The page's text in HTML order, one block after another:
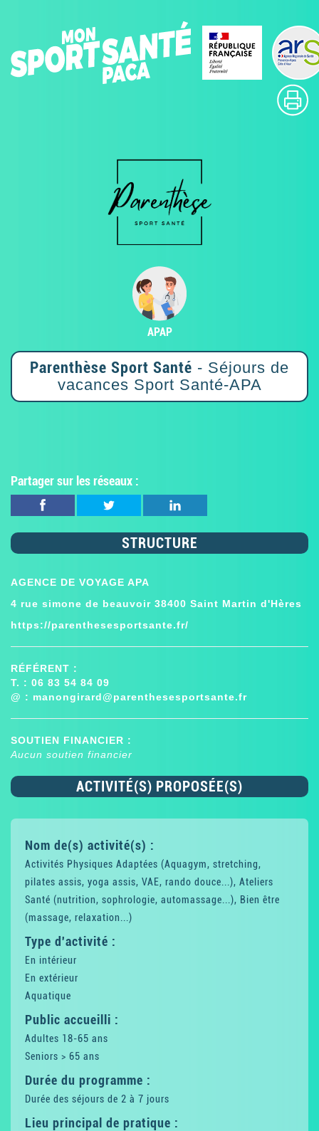
APAP
Parenthèse Sport Santé - Séjours de
vacances Sport Santé-APA
Partager sur les réseaux :
STRUCTURE
AGENCE DE VOYAGE APA
4 rue simone de beauvoir 38400 Saint Martin d'Hères
https://parenthesesportsante.fr/
RÉFÉRENT :
T. : 06 83 54 84 09
@ : manongirard@parenthesesportsante.fr
SOUTIEN FINANCIER :
Aucun soutien financier
ACTIVITÉ(S) PROPOSÉE(S)
Nom de(s) activité(s) :
Activités Physiques Adaptées (Aquagym, stretching,
pilates assis, yoga assis, VAE, rando douce...), Ateliers
Santé (nutrition, sophrologie, automassage...), Bien être
(massage, relaxation...)
Type d'activité :
En intérieur
En extérieur
Aquatique
Public accueilli :
Adultes 18-65 ans
Seniors > 65 ans
Durée du programme :
Durée des séjours de 2 à 7 jours
Lieu principal de pratique :